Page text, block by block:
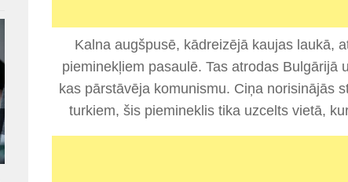
Kalna augšpusē, kādreizējā kaujas laukā,
pieminekļiem pasaulē. Tas atrodas Bulgārijā
kas pārstāvēja komunismu. Ciņa norisinājās
turkiem, šis piemineklis tika uzcelts vietā,